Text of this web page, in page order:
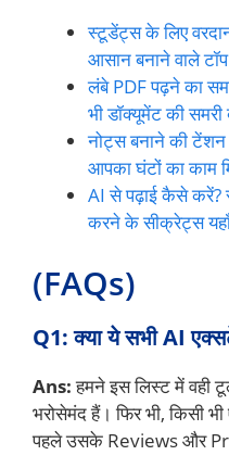
स्टूडेंट्स के लिए
आसान बनाने वाले
लंबे PDF पढ़ने का
भी डॉक्यूमेंट की समरी
नोट्स बनाने की
आपका घंटों का काम
AI से पढ़ाई कैसे करें?
करने के सीक्रेट्स
(FAQs)
Q1: क्या ये सभी AI
Ans:हमने इस लिस्ट में वही
भरोसेमंद हैं। फिर भी, किसी
पहले उसके Reviews और